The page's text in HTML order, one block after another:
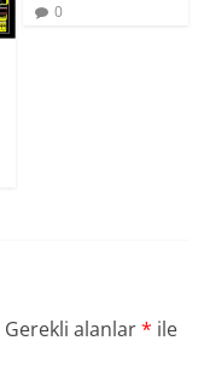
0
Gerekli alanlar* ile